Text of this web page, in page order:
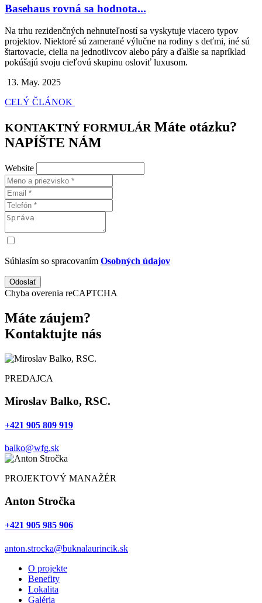
Basehaus rovná sa hodnota...
Na trhu rezidenčných nehnuteľností sa vyskytuje viacero typov
projektov. Niektoré sú zamerané výlučne na rodiny s deťmi, iné sú
štartovacie, cielia na jednotlivcov alebo páry a ďalšie sa napríklad
pokúšajú svoju cieľovú skupinu osloviť luxusom.
13. May. 2025
CELÝ ČLÁNOK
KONTAKTNÝ FORMULÁRMáte otázku?
NAPÍŠTE NÁM
Website
Súhlasím so spracovaním Osobných údajov
Odoslať
Chyba overenia reCAPTCHA
Máte záujem?
Kontaktujte nás
PREDAJCA
Miroslav Balko, RSC.
+421 905 809 919
balko@wfg.sk
PROJEKTOVÝ MANAŽÉR
Anton Stročka
+421 905 985 906
anton.strocka@buknalaurincik.sk
O projekte
Benefity
Lokalita
Galéria